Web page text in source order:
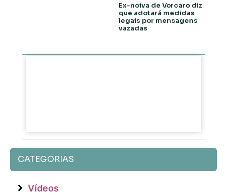
Ex-noiva de Vorcaro diz
que adotará medidas
legais por mensagens
vazadas
CATEGORIAS
Vídeos